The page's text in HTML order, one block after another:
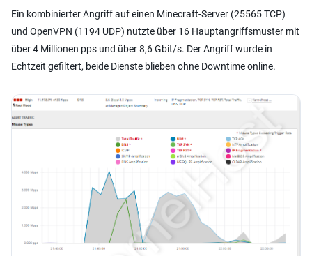
Ein kombinierter Angriff auf einen Minecraft-Server (25565 TCP)
und OpenVPN (1194 UDP) nutzte über 16 Hauptangriffsmuster mit
über 4 Millionen pps und über 8,6 Gbit/s. Der Angriff wurde in
Echtzeit gefiltert, beide Dienste blieben ohne Downtime online.